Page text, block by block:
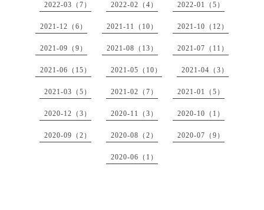
2022-03（7） 2022-02（4） 2022-01（5）
2021-12（6） 2021-11（10） 2021-10（12）
2021-09（9） 2021-08（13） 2021-07（11）
2021-06（15） 2021-05（10） 2021-04（3）
2021-03（5） 2021-02（7） 2021-01（5）
2020-12（3） 2020-11（3） 2020-10（1）
2020-09（2） 2020-08（2） 2020-07（9）
2020-06（1）